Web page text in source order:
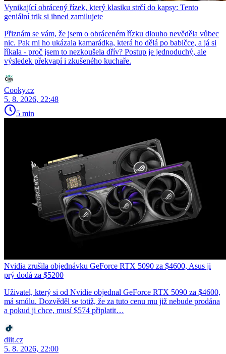
Vynikající obrácený řízek, který klasiku strčí do kapsy: Tento
geniální trik si ihned zamilujete
Přiznám se vám, že jsem o obráceném řízku dlouho nevěděla vůbec
nic. Pak mi ho ukázala kamarádka, která ho dělá po babičce, a já si
říkala - proč jsem to nezkoušela dřív? Postup je jednoduchý, ale
výsledek překvapí i zkušeného kuchaře.
Cooky.cz
5. 8. 2026, 22:48
5 min
Nvidia zrušila objednávku GeForce RTX 5090 za $4600, Asus ji
prý dodá za $5200
Uživatel, který si od Nvidie objednal GeForce RTX 5090 za $4600,
má smůlu. Dozvěděl se totiž, že za tuto cenu mu již nebude prodána
a pokud ji chce, musí $574 připlatit…
diit.cz
5. 8. 2026, 22:00